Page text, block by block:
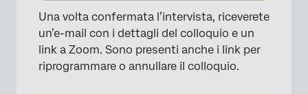
Una volta confermata l’intervista, riceverete
un’e-mail con i dettagli del colloquio e un
link a Zoom. Sono presenti anche i link per
riprogrammare o annullare il colloquio.